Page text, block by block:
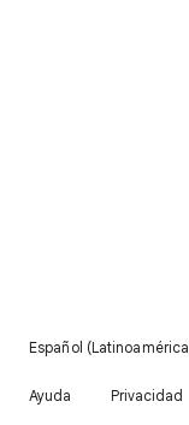
Español
Ayuda Privacidad